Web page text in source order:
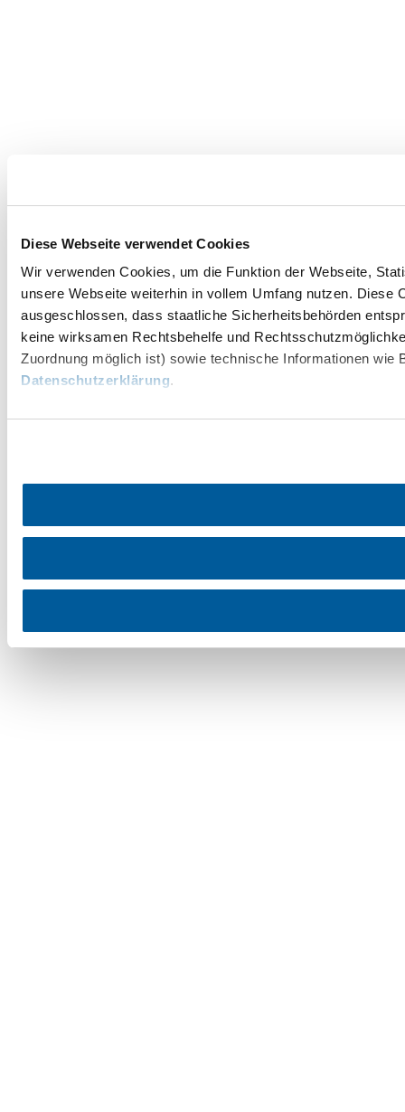
Diese Webseite verwendet Cookies
Wir verwenden Cookies, um die Funktion der Webseite,
unsere Webseite weiterhin in vollem Umfang nutzen.
ausgeschlossen, dass staatliche Sicherheitsbehörden
keine wirksamen Rechtsbehelfe und
Zuordnung möglich ist) sowie technische Informationen wie
Datenschutzerklärung.